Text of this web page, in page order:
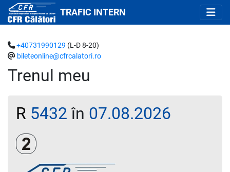
TRAFIC INTERN
Trenul meu
+40731990129 (L-D 8-20)
bileteonline@cfrcalatori.ro
R 5432 în 07.08.2026
Clasa a 2-a